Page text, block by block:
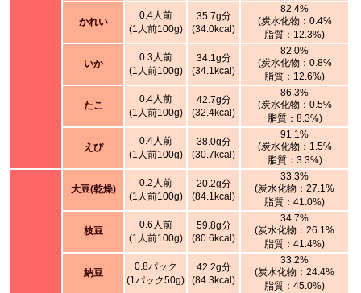
かれい
0.4人前
(1人前100g)
35.7g分
(34.0kcal)
82.4%
(炭水化物：0.4%
脂質：12.3%)
いか
0.3人前
(1人前100g)
34.1g分
(34.1kcal)
82.0%
(炭水化物：0.8%
脂質：12.6%)
たこ
0.4人前
(1人前100g)
42.7g分
(32.4kcal)
86.3%
(炭水化物：0.5%
脂質：8.3%)
えび
0.4人前
(1人前100g)
38.0g分
(30.7kcal)
91.1%
(炭水化物：1.5%
脂質：3.3%)
大豆(乾燥)
0.2人前
(1人前100g)
20.2g分
(84.1kcal)
33.3%
(炭水化物：27.1%
脂質：41.0%)
枝豆
0.6人前
(1人前100g)
59.8g分
(80.6kcal)
34.7%
(炭水化物：26.1%
脂質：41.4%)
納豆
0.8パック
(1パック50g)
42.2g分
(84.3kcal)
33.2%
(炭水化物：24.4%
脂質：45.0%)